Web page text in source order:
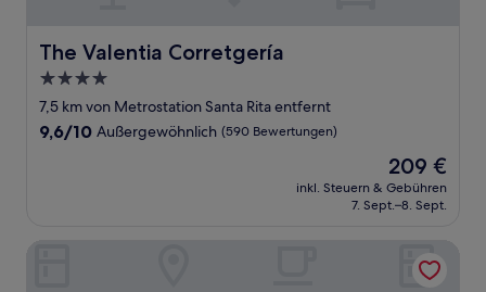
The Valentia Corretgería
The Valentia Corretgería
4.0-
Sterne-
Unterkunft
7,5 km von Metrostation Santa Rita entfernt
9.6
9,6/10 Außergewöhnlich (590 Bewertungen)
Der
Preis
beträgt
209 €
inkl. Steuern & Gebühren
7. Sept.–8. Sept.